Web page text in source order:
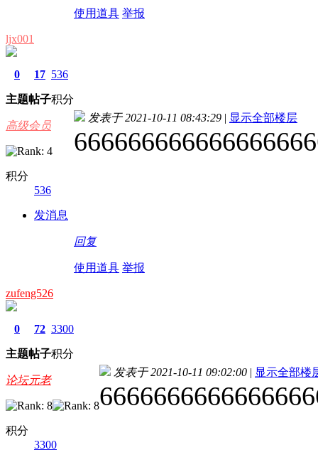
使用道具 举报
ljx001
0
主题
17
帖子
536
积分
高级会员
积分
536
发消息
发表于 2021-10-11 08:43:29 | 显示全部楼层
回复
使用道具 举报
zufeng526
0
主题
72
帖子
3300
积分
论坛元老
积分
3300
发表于 2021-10-11 09:02:00 | 显示全部楼